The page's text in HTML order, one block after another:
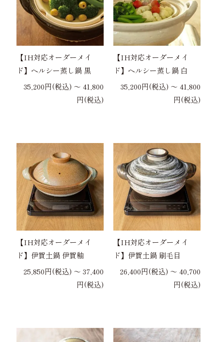
【IH対応オーダーメイ
ド】ヘルシー蒸し鍋 黒
35,200円(税込) 〜 41,800
円(税込)
【IH対応オーダーメイ
ド】ヘルシー蒸し鍋 白
35,200円(税込) 〜 41,800
円(税込)
【IH対応オーダーメイ
ド】伊賀土鍋 伊賀釉
25,850円(税込) 〜 37,400
円(税込)
【IH対応オーダーメイ
ド】伊賀土鍋 刷毛目
26,400円(税込) 〜 40,700
円(税込)